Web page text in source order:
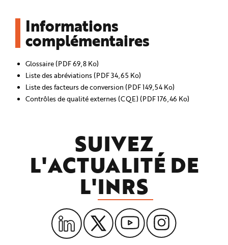
Informations
complémentaires
Glossaire (PDF 69,8 Ko)
Liste des abréviations (PDF 34,65 Ko)
Liste des facteurs de conversion (PDF 149,54 Ko)
Contrôles de qualité externes (CQE) (PDF 176,46 Ko)
SUIVEZ
L'ACTUALITÉ DE
L'INRS